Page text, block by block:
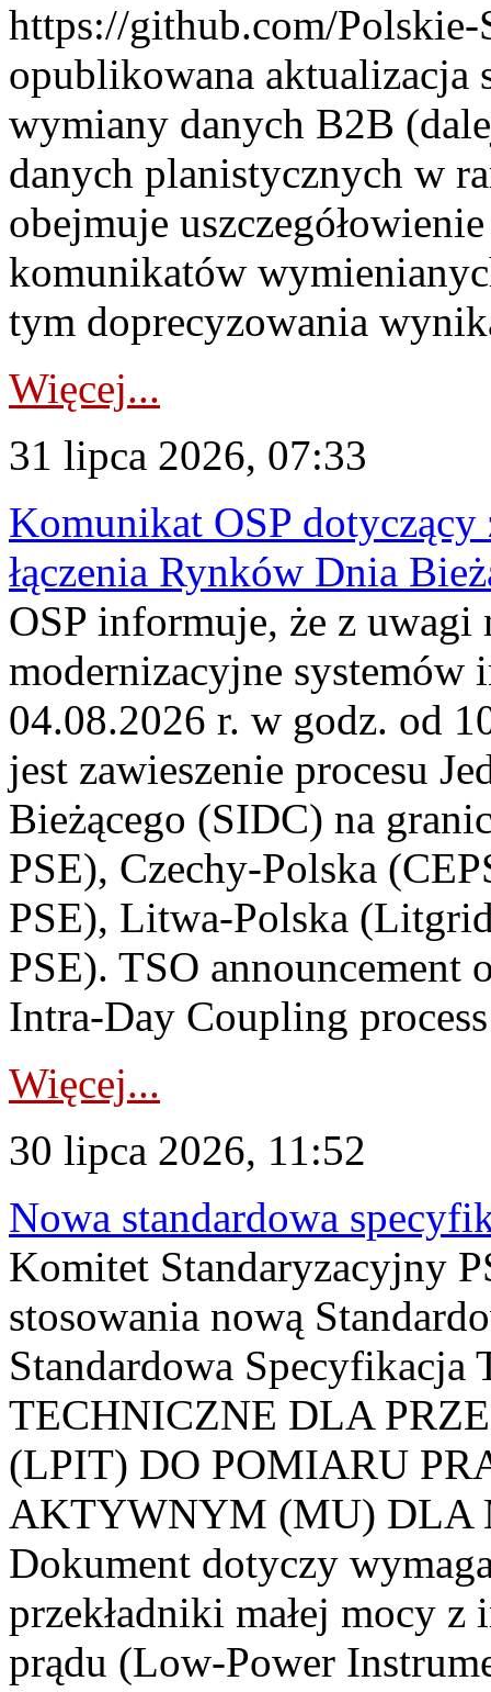
https://github.com/Polskie-
opublikowana aktualizacja
wymiany danych B2B
danych planistycznych w
obejmuje
komunikatów
tym doprecyzowania
Więcej...
31 lipca 2026, 07:33
Komunikat OSP dotyczący
łączenia Rynków Dnia
OSP informuje, że z uwagi
modernizacyjne
04.08.2026 r. w godz. od
jest zawieszenie procesu
Bieżącego (SIDC) na
PSE), Czechy-Polska
PSE), Litwa-Polska
PSE). TSO announcement
Intra-Day Coupling
Więcej...
30 lipca 2026, 11:52
Nowa standardowa
Komitet Standaryzacyjny
stosowania nową
Standardowa
TECHNICZNE DLA
(LPIT) DO POMIARU
AKTYWNYM (MU) DLA
Dokument dotyczy
przekładniki małej mocy
prądu (Low-Power